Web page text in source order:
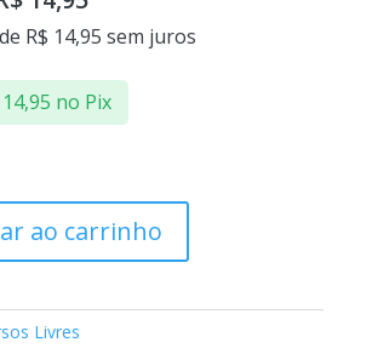
R$ 14,95 sem juros
14,95 no Pix
ao carrinho
Livres